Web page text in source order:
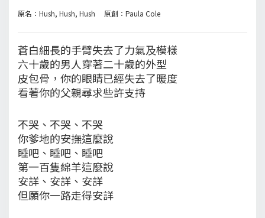
原名：Hush, Hush, Hush 原創：Paula Cole
蒼白細長的手臂失去了力氣及模樣
六十歲的男人穿著二十歲的外型
皮包骨，你的眼睛已經失去了暖度
看著你的父親尋求些許支持
不哭、不哭、不哭
你爹地的安撫這麼說
睡吧、睡吧、睡吧
第一百隻綿羊這麼說
安詳、安詳、安詳
但願你一路走得安詳